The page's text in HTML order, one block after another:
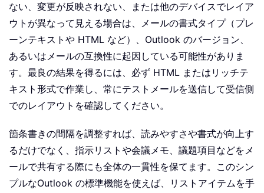
ない、変更が反映されない、または他のデバイスでレイア
ウトが異なって見える場合は、メールの書式タイプ（プレ
ーンテキストや HTML など）、Outlook のバージョン、
あるいはメールの互換性に起因している可能性がありま
す。最良の結果を得るには、必ず HTML またはリッチテ
キスト形式で作業し、常にテストメールを送信して受信側
でのレイアウトを確認してください。
箇条書きの間隔を調整すれば、読みやすさや書式が向上す
るだけでなく、指示リストや会議メモ、議題項目などをメ
ールで共有する際にも全体の一貫性を保てます。このシン
プルなOutlook の標準機能を使えば、リストアイテムを手